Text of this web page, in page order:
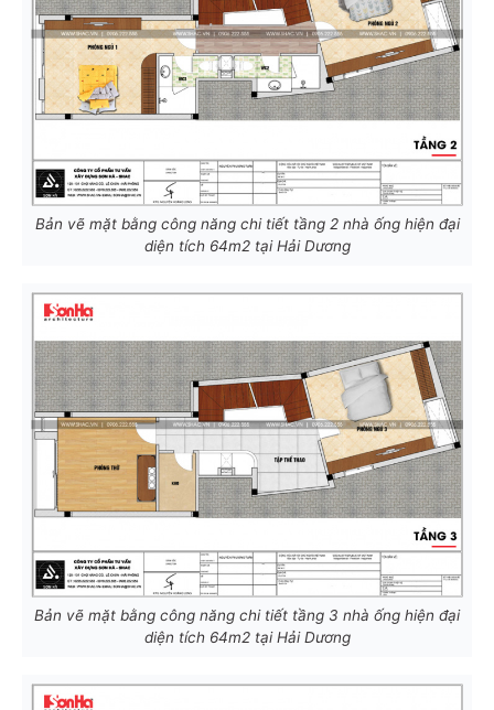
Bản vẽ mặt bằng công năng chi tiết tầng 2 nhà ống hiện đại
diện tích 64m2 tại Hải Dương
Bản vẽ mặt bằng công năng chi tiết tầng 3 nhà ống hiện đại
diện tích 64m2 tại Hải Dương